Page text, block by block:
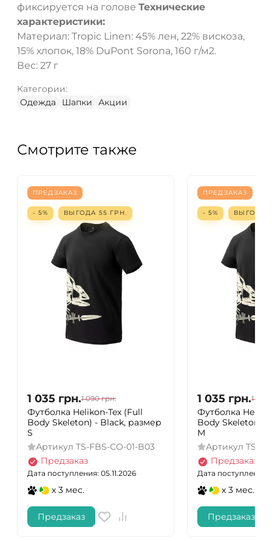
фиксируется на голове Технические
характеристики:
Материал: Tropic Linen: 45% лен, 22% вискоза,
15% хлопок, 18% DuPont Sorona, 160 г/м2.
Вес: 27 г
Категории:
Одежда
Шапки Акции
Смотрите также
ПРЕДЗАКАЗ
- 5% ВЫГОДА 55 ГРН.
1 035 грн.1 090 грн.
Футболка Helikon-Tex (Full
Body Skeleton) - Black, размер
S
Артикул TS-FBS-CO-01-B03
Предзаказ
Дата поступления: 05.11.2026
x 3 мес.
Предзаказ
ПРЕДЗАКАЗ
- 5% ВЫГОДА
1 035 грн.1 090
Футболка
Body Skeleton) -
M
Артикул TS-
Предзаказ
Дата поступления:
x 3 мес.
Предзаказ